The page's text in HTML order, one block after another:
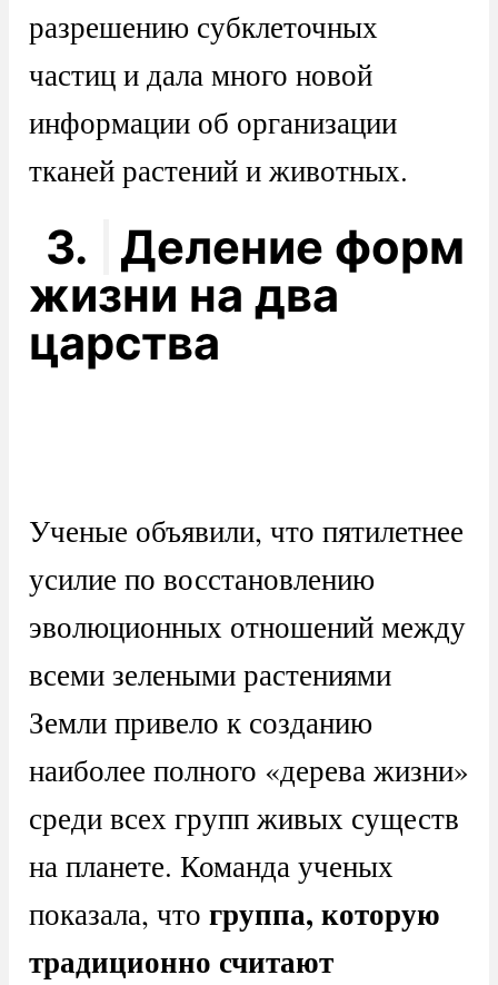
разрешению субклеточных
частиц и дала много новой
информации об организации
тканей растений и животных.
3.
Деление форм
жизни на два
царства
Ученые объявили, что пятилетнее
усилие по восстановлению
эволюционных отношений между
всеми зелеными растениями
Земли привело к созданию
наиболее полного «дерева жизни»
среди всех групп живых существ
на планете. Команда ученых
показала, что группа, которую
традиционно считают